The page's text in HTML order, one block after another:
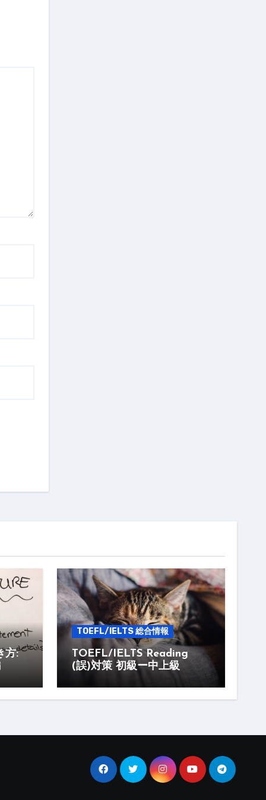
方:
TOEFL/IELTS 総合情報
TOEFL/IELTS Reading
(誤)対策 初級ー中上級